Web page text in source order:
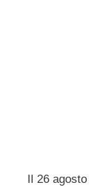
Il 26